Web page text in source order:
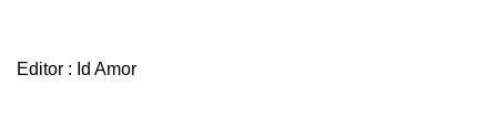
Editor : Id Amor